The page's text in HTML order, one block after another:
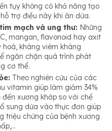
tụy không có khả năng tạo
trợ điều này khi ăn dứa.
mạch và ung thư: Những
mangan, flavonoid hay axit
kháng viêm kháng
ngăn chặn quá trình phát
cơ thể.
Theo nghiên cứu của các
vitamin giúp làm giảm 34%
xương khớp so với chế
sung dứa vào thực đơn giúp
triệu chứng của bệnh xương